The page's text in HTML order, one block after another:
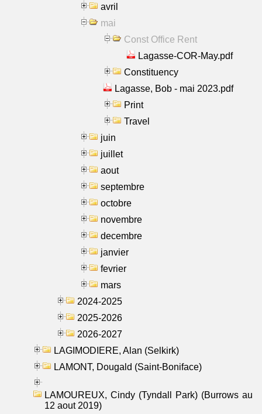
avril
mai
Const Office Rent
Lagasse-COR-May.pdf
Constituency
Lagasse, Bob - mai 2023.pdf
Print
Travel
juin
juillet
aout
septembre
octobre
novembre
decembre
janvier
fevrier
mars
2024-2025
2025-2026
2026-2027
LAGIMODIERE, Alan (Selkirk)
LAMONT, Dougald (Saint-Boniface)
LAMOUREUX, Cindy (Tyndall Park) (Burrows au
12 aout 2019)